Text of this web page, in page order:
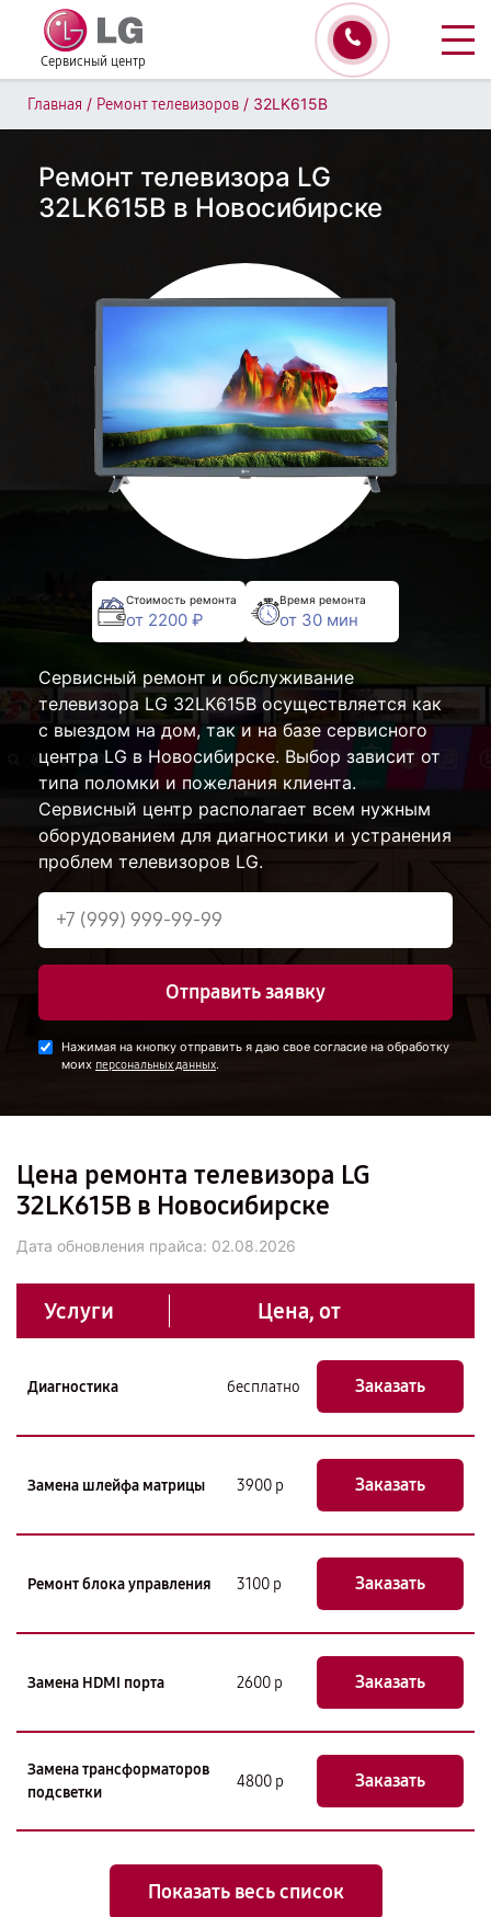
Сервисный центр
Главная / Ремонт телевизоров / 32LK615B
Ремонт телевизора LG
32LK615B в Новосибирске
Стоимость ремонта
от 2200 ₽
Время ремонта
от 30 мин
Сервисный ремонт и обслуживание
телевизора LG 32LK615B осуществляется как
с выездом на дом, так и на базе сервисного
центра LG в Новосибирске. Выбор зависит от
типа поломки и пожелания клиента.
Сервисный центр располагает всем нужным
оборудованием для диагностики и устранения
проблем телевизоров LG.
Отправить заявку
Нажимая на кнопку отправить я даю свое согласие на обработку
моих персональных данных.
Цена ремонта телевизора LG
32LK615B в Новосибирске
Дата обновления прайса: 02.08.2026
Услуги Цена, от
Диагностика бесплатно Заказать
Замена шлейфа матрицы 3900 р Заказать
Ремонт блока управления 3100 р Заказать
Замена HDMI порта 2600 р Заказать
Замена трансформаторов
подсветки
4800 р Заказать
Показать весь список